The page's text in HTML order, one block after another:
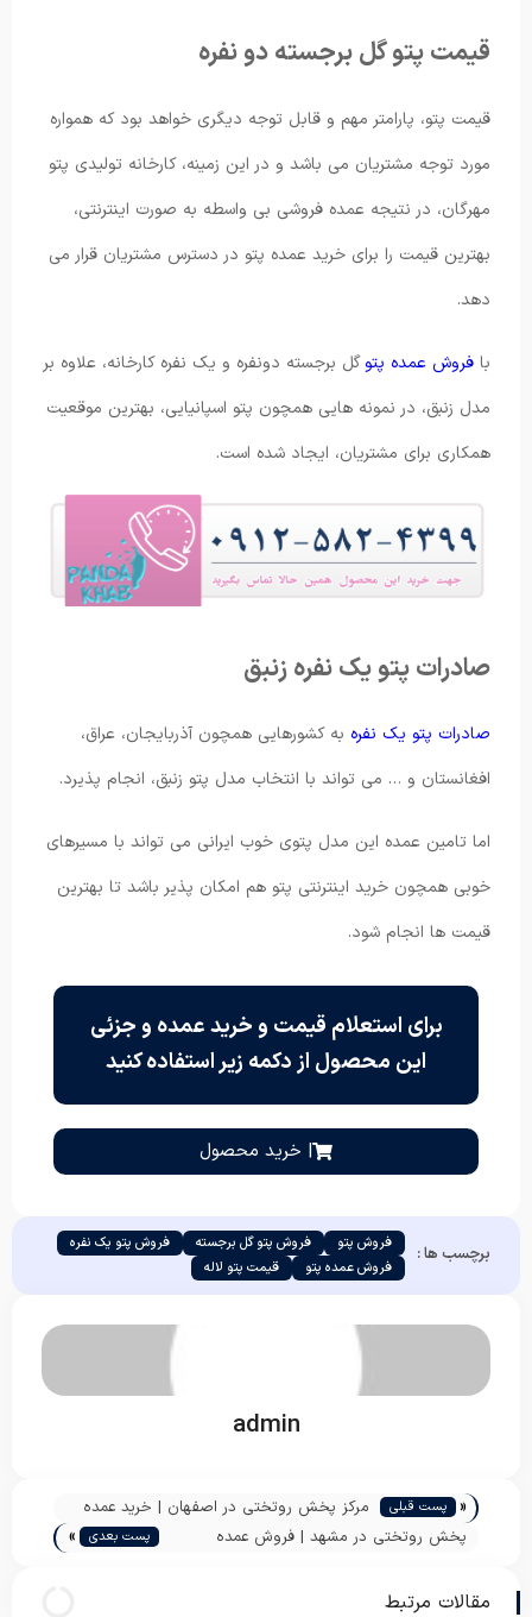
قیمت پتو گل برجسته دو نفره
قیمت پتو، پارامتر مهم و قابل توجه دیگری خواهد بود که همواره
مورد توجه مشتریان می باشد و در این زمینه، کارخانه تولیدی پتو
مهرگان، در نتیجه عمده فروشی بی واسطه به صورت اینترنتی،
بهترین قیمت را برای خرید عمده پتو در دسترس مشتریان قرار می
دهد.
با فروش عمده پتوگل برجسته دونفره و یک نفره کارخانه، علاوه بر
مدل زنبق، در نمونه هایی همچون پتو اسپانیایی، بهترین موقعیت
همکاری برای مشتریان، ایجاد شده است.
صادرات پتو یک نفره زنبق
صادرات پتو یک نفره به کشورهایی همچون آذربایجان، عراق،
افغانستان و … می تواند با انتخاب مدل پتو زنبق، انجام پذیرد.
اما تامین عمده این مدل پتوی خوب ایرانی می تواند با مسیرهای
خوبی همچون خرید اینترنتی پتو هم امکان پذیر باشد تا بهترین
قیمت ها انجام شود.
برای استعلام قیمت و خرید عمده و جزئی
این محصول از دکمه زیر استفاده کنید
| خرید محصول
برچسب ها : فروش پتو فروش پتو گل برجسته
فروش پتو یک نفره
فروش عمده پتو
قیمت پتو لاله
admin
« پست قبلی
مرکز پخش روتختی در اصفهان | خرید عمده
روتختی دونفره ارزان از تولیدی | پاندا
پخش روتختی در مشهد | فروش عمده
پست بعدی »
مقالات مرتبط